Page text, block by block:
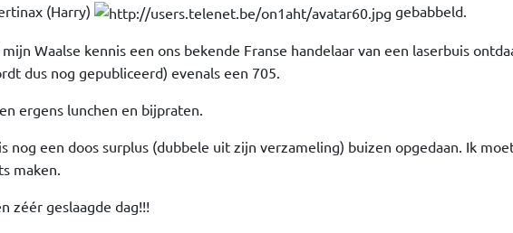
(Harry) gebabbeld.
Waalse kennis een ons bekende Franse handelaar van een laserbuis
dus nog gepubliceerd) evenals een 705.
ergens lunchen en bijpraten.
nog een doos surplus (dubbele uit zijn verzameling) buizen opgedaan. Ik
maken.
zéér geslaagde dag!!!